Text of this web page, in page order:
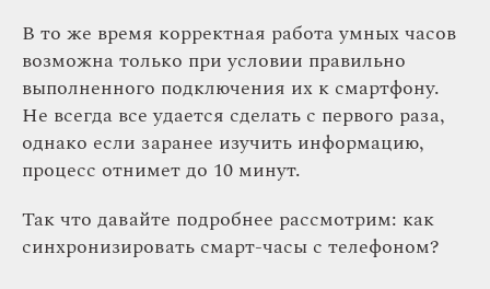
В то же время корректная работа умных часов
возможна только при условии правильно
выполненного подключения их к смартфону.
Не всегда все удается сделать с первого раза,
однако если заранее изучить информацию,
процесс отнимет до 10 минут.
Так что давайте подробнее рассмотрим: как
синхронизировать смарт-часы с телефоном?